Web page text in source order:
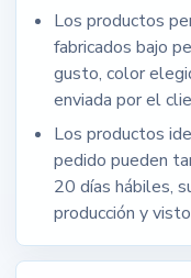
Los productos
fabricados bajo
gusto, color
enviada por el
Los productos
pedido pueden
20 días hábiles,
producción y